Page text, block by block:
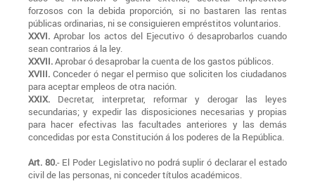
forzosos con la debida proporción, si no bastaren las rentas
públicas ordinarias, ni se consiguieren empréstitos voluntarios.
XXVI. Aprobar los actos del Ejecutivo ó desaprobarlos cuando
sean contrarios á la ley.
XXVII.Aprobar ó desaprobar la cuenta de los gastos públicos.
XVIII. Conceder ó negar el permiso que soliciten los ciudadanos
para aceptar empleos de otra nación.
XXIX. Decretar, interpretar, reformar y derogar las leyes
secundarias; y expedir las disposiciones necesarias y propias
para hacer efectivas las facultades anteriores y las demás
concedidas por esta Constitución á los poderes de la República.
Art. 80.- El Poder Legislativo no podrá suplir ó declarar el estado
civil de las personas, ni conceder títulos académicos.